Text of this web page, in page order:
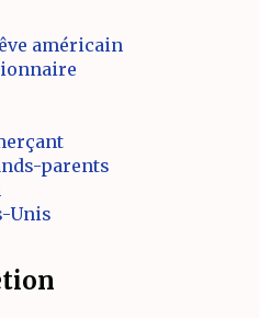
américain
parents
Unis